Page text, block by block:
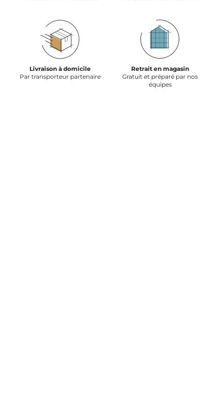
Livraison à domicile
Par transporteur partenaire
Retrait en magasin
Gratuit et préparé par nos
équipes